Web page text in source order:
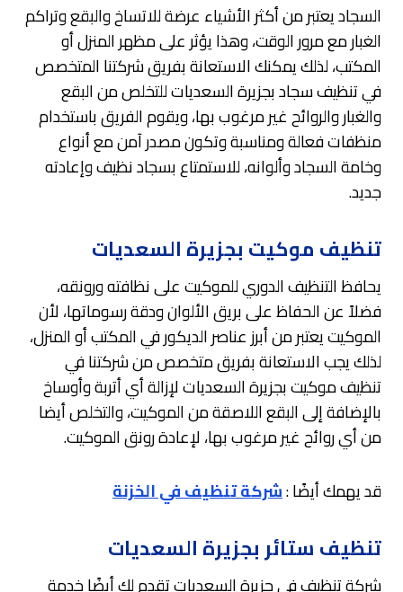
السجاد يعتبر من أكثر الأشياء عرضة للاتساخ والبقع وتراكم
الغبار مع مرور الوقت، وهذا يؤثر على مظهر المنزل أو
المكتب، لذلك يمكنك الاستعانة بفريق شركتنا المتخصص
في تنظيف سجاد بجزيرة السعديات للتخلص من البقع
والغبار والروائح غير مرغوب بها، ويقوم الفريق باستخدام
منظفات فعالة ومناسبة وتكون مصدر آمن مع أنواع
وخامة السجاد وألوانه، للاستمتاع بسجاد نظيف وإعادته
جديد.
تنظيف موكيت بجزيرة السعديات
يحافظ التنظيف الدوري للموكيت على نظافته ورونقه،
فضلاً عن الحفاظ على بريق الألوان ودقة رسوماتها، لأن
الموكيت يعتبر من أبرز عناصر الديكور في المكتب أو المنزل،
لذلك يجب الاستعانة بفريق متخصص من شركتنا في
تنظيف موكيت بجزيرة السعديات لإزالة أي أتربة وأوساخ
بالإضافة إلى البقع اللاصقة من الموكيت، والتخلص أيضا
من أي روائح غير مرغوب بها، لإعادة رونق الموكيت.
قد يهمك أيضًا :شركة تنظيف في الخزنة
تنظيف ستائر بجزيرة السعديات
شركة تنظيف في جزيرة السعديات تقدم لك أيضًا خدمة